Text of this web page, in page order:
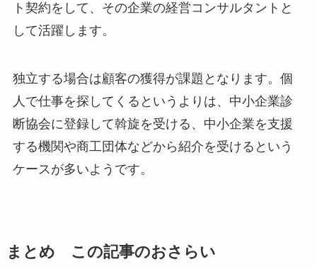
ト契約をして、その企業の経営コンサルタントと
して活躍します。
独立する場合は顧客の獲得が課題となります。個
人で仕事を探してくるというよりは、中小企業診
断協会に登録して斡旋を受ける、中小企業を支援
する機関や商工団体などから紹介を受けるという
ケースが多いようです。
まとめ この記事のおさらい